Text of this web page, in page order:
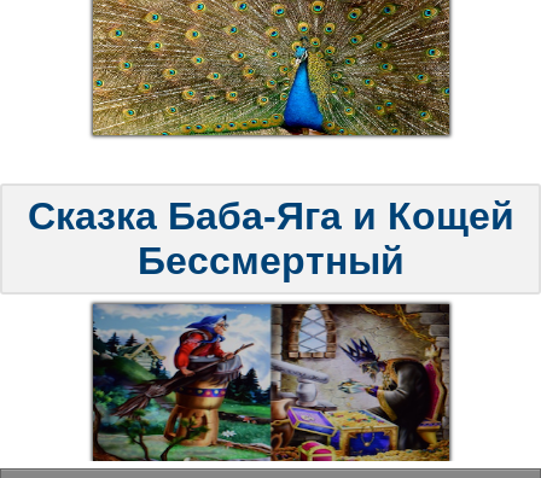
Сказка Баба-Яга и Кощей
Бессмертный